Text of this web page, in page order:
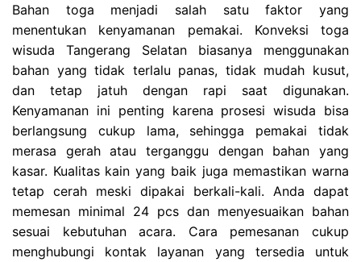
Bahan toga menjadi salah satu faktor yang
menentukan kenyamanan pemakai. Konveksi toga
wisuda Tangerang Selatan biasanya menggunakan
bahan yang tidak terlalu panas, tidak mudah kusut,
dan tetap jatuh dengan rapi saat digunakan.
Kenyamanan ini penting karena prosesi wisuda bisa
berlangsung cukup lama, sehingga pemakai tidak
merasa gerah atau terganggu dengan bahan yang
kasar. Kualitas kain yang baik juga memastikan warna
tetap cerah meski dipakai berkali-kali. Anda dapat
memesan minimal 24 pcs dan menyesuaikan bahan
sesuai kebutuhan acara. Cara pemesanan cukup
menghubungi kontak layanan yang tersedia untuk